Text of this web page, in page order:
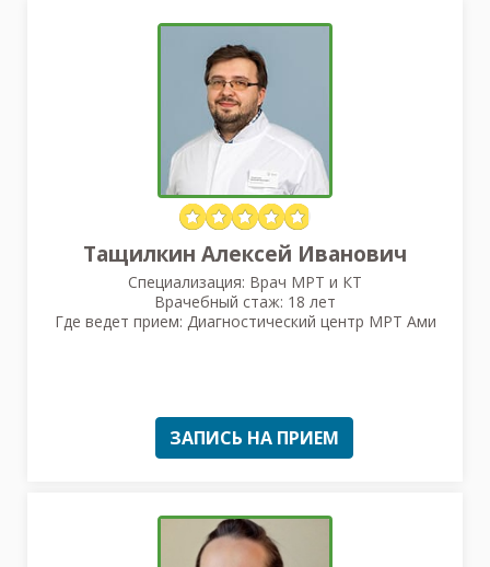
Тащилкин Алексей Иванович
Специализация: Врач МРТ и КТ
Врачебный стаж: 18 лет
Где ведет прием: Диагностический центр МРТ Ами
ЗАПИСЬ НА ПРИЕМ